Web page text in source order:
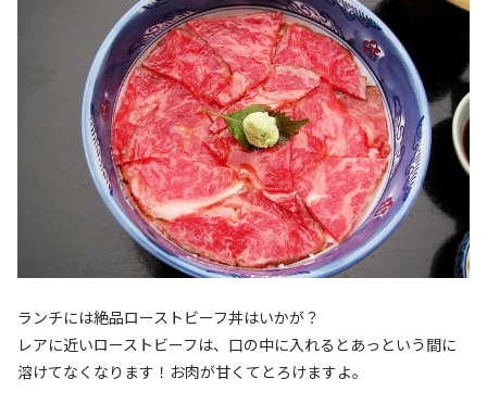
ランチには絶品ローストビーフ丼はいかが？
レアに近いローストビーフは、口の中に入れるとあっという間に
溶けてなくなります！お肉が甘くてとろけますよ。